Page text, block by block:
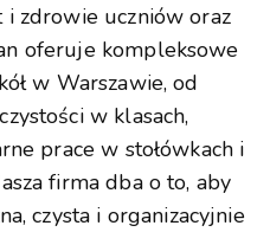
zdrowie uczniów oraz
oferuje kompleksowe
w Warszawie, od
w klasach,
prace w stołówkach i
firma dba o to, aby
czysta i organizacyjnie